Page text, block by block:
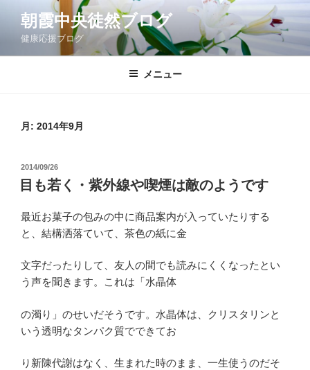
ン
朝霞中央徒然ブログ
健康応援ブログ
メニュー
月: 2014年9月
投
稿
日:
2014/09/26
目も若く・紫外線や喫煙は敵のようです
最近お菓子の包みの中に商品案内が入っていたりする
と、結構洒落ていて、茶色の紙に金
文字だったりして、友人の間でも読みにくくなったとい
う声を聞きます。これは「水晶体
の濁り」のせいだそうです。水晶体は、クリスタリンと
いう透明なタンパク質でできてお
り新陳代謝はなく、生まれた時のまま、一生使うのだそ